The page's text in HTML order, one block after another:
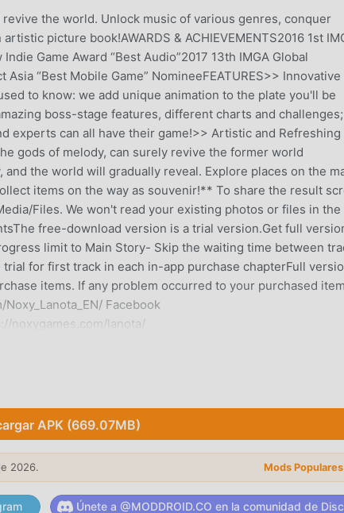
the world. Unlock music of various genres, conquer
picture book!AWARDS & ACHIEVEMENTS2016 1st
Game Award “Best Audio”2017 13th IMGA Global
“Best Mobile Game” NomineeFEATURES>> Innovative
to know: we add unique animation to the plate you'll be
boss-stage features, different charts and challenges;
experts can all have their game!>> Artistic and Refreshing
gods of melody, can surely revive the former world
the world will gradually reveal. Explore places on the
items on the way as souvenir!** To share the result
Files. We won't read your existing photos or files in the
free-download version is a trial version.Get full
limit to Main Story- Skip the waiting time between
for first track in each in-app purchase chapterFull
items. If any problem occurred to your purchased
Facebook
noxygames.com/lanota/
ganó muchos fanáticos en todo el mundo que
como el sitio de descarga de juegos gratuitos mod apk
no solo te brinda la última versión
en disfrutar la alegría que trae el juego en sí. moddroid
los jugadores ninguna tarifa, y es 100% seguro, disponible
moddroid, puede descargar e instalar Lanota 2.23.1 con
APK (669.07MB)
2026. Mods
Únete a @MODDROID.CO en la comunidad de